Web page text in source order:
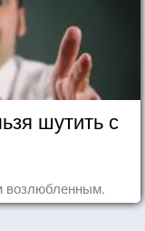
шутить с
возлюбленным.